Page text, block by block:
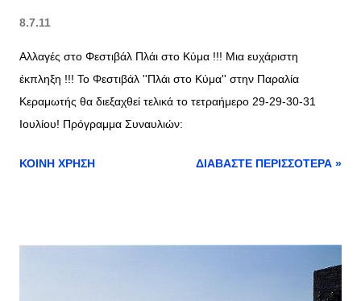
8.7.11
Αλλαγές στο Φεστιβάλ Πλάι στο Κύμα !!! Μια ευχάριστη
έκπληξη !!! Το Φεστιβάλ ''Πλάι στο Κύμα'' στην Παραλία
Κεραμωτής θα διεξαχθεί τελικά το τετραήμερο 29-29-30-31
Ιουλίου! Πρόγραμμα Συναυλιών:
ΚΟΙΝΉ ΧΡΉΣΗ ΔΙΑΒΆΣΤΕ ΠΕΡΙΣΣΌΤΕΡΑ »